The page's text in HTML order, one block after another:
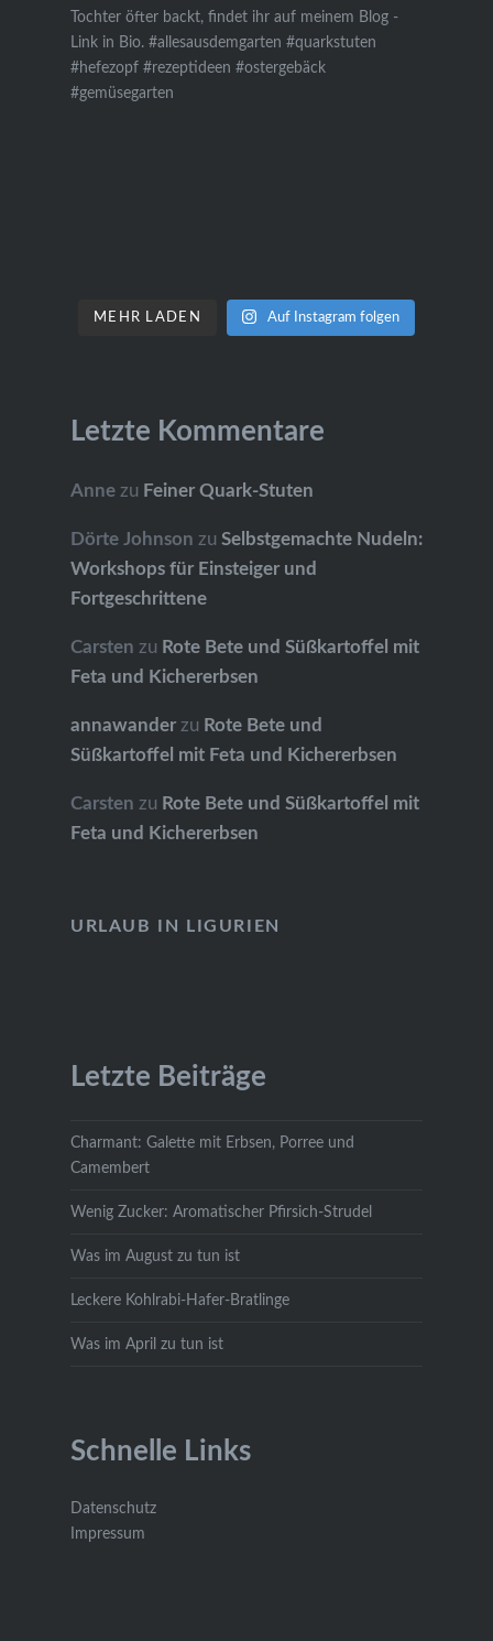
MEHR LADEN Auf Instagram folgen
Letzte Kommentare
Annezu Feiner Quark-Stuten
Dörte Johnson zu Selbstgemachte Nudeln:
Workshops für Einsteiger und
Fortgeschrittene
Carsten zu Rote Bete und Süßkartoffel mit
Feta und Kichererbsen
annawanderzu Rote Bete und
Süßkartoffel mit Feta und Kichererbsen
Carsten zu Rote Bete und Süßkartoffel mit
Feta und Kichererbsen
URLAUB IN LIGURIEN
Letzte Beiträge
Charmant: Galette mit Erbsen, Porree und
Camembert
Wenig Zucker: Aromatischer Pfirsich-Strudel
Was im August zu tun ist
Leckere Kohlrabi-Hafer-Bratlinge
Was im April zu tun ist
Schnelle Links
Datenschutz
Impressum